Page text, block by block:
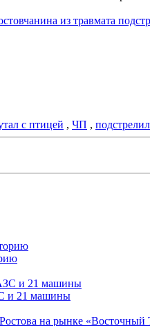
из травмата
с птицей , ЧП ,
и 21 машины